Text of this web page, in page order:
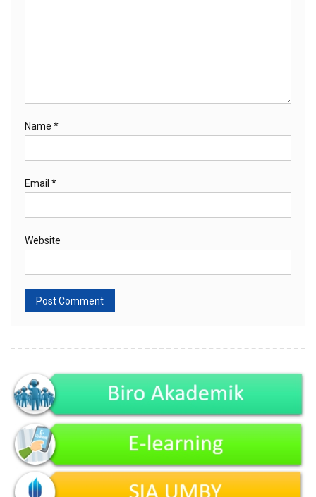
Name *
Email *
Website